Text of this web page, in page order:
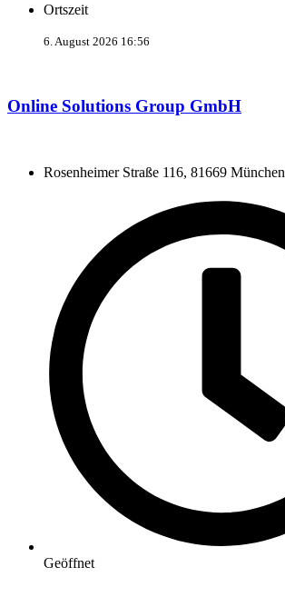
Ortszeit
6. August 2026 16:56
Online Solutions Group GmbH
Rosenheimer Straße 116, 81669 München
Geöffnet